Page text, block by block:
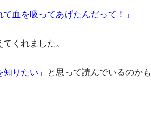
血を吸ってあげたんだって！」
くれました。
りたい」
と思って読んでいるのかも